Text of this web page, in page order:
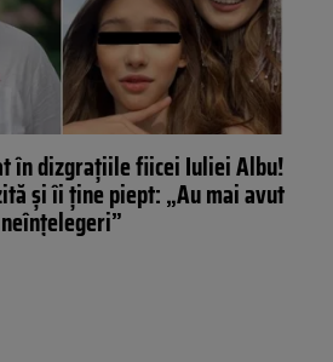
în dizgrațiile fiicei Iuliei Albu!
și îi ține piept: „Au mai avut
neînțelegeri”